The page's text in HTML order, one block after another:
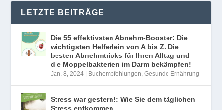
LETZTE BEITRÄGE
Die 55 effektivsten Abnehm-Booster: Die
wichtigsten Helferlein von A bis Z. Die
besten Abnehmtricks für Ihren Alltag und
die Moppelbakterien im Darm bekämpfen!
Jan. 8, 2024 | Buchempfehlungen ,Gesunde Ernährung
Stress war gestern!: Wie Sie dem täglichen
Stress entkommen